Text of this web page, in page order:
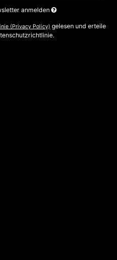
anmelden
(Privacy Policy) gelesen und erteile